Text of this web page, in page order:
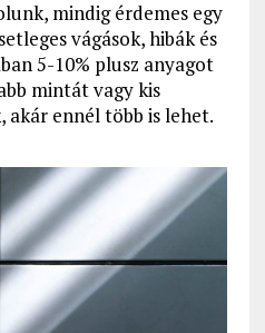
mindig érdemes egy
vágások, hibák és
5-10% plusz anyagot
mintát vagy kis
akár ennél több is lehet.